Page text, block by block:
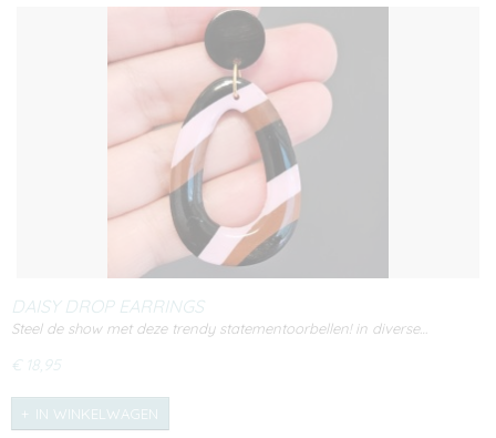
DAISY DROP EARRINGS
Steel de show met deze trendy statementoorbellen! in diverse…
€ 18,95
IN WINKELWAGEN